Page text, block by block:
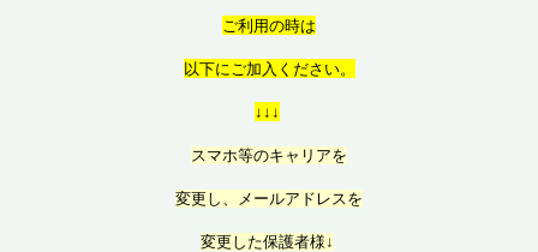
ご利用の時は
以下にご加入ください。
↓↓↓
スマホ等のキャリアを
変更し、メールアドレスを
変更した保護者様↓